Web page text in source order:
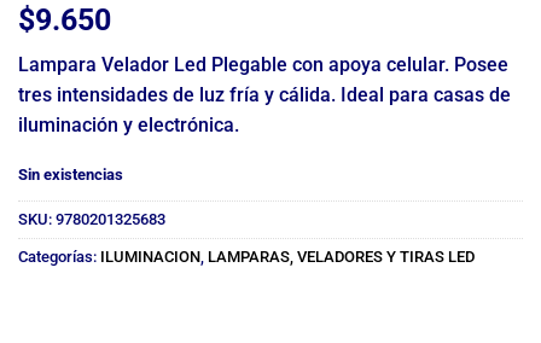
$9.650
Lampara Velador Led Plegable con apoya celular. Posee
tres intensidades de luz fría y cálida. Ideal para casas de
iluminación y electrónica.
Sin existencias
SKU: 9780201325683
Categorías: ILUMINACION LAMPARAS, VELADORES Y TIRAS LED